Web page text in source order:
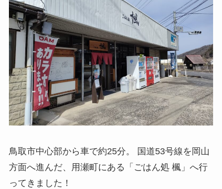
鳥取市中心部から車で約25分。 国道53号線を岡山
方面へ進んだ、用瀬町にある「ごはん処 楓」へ行
ってきました！